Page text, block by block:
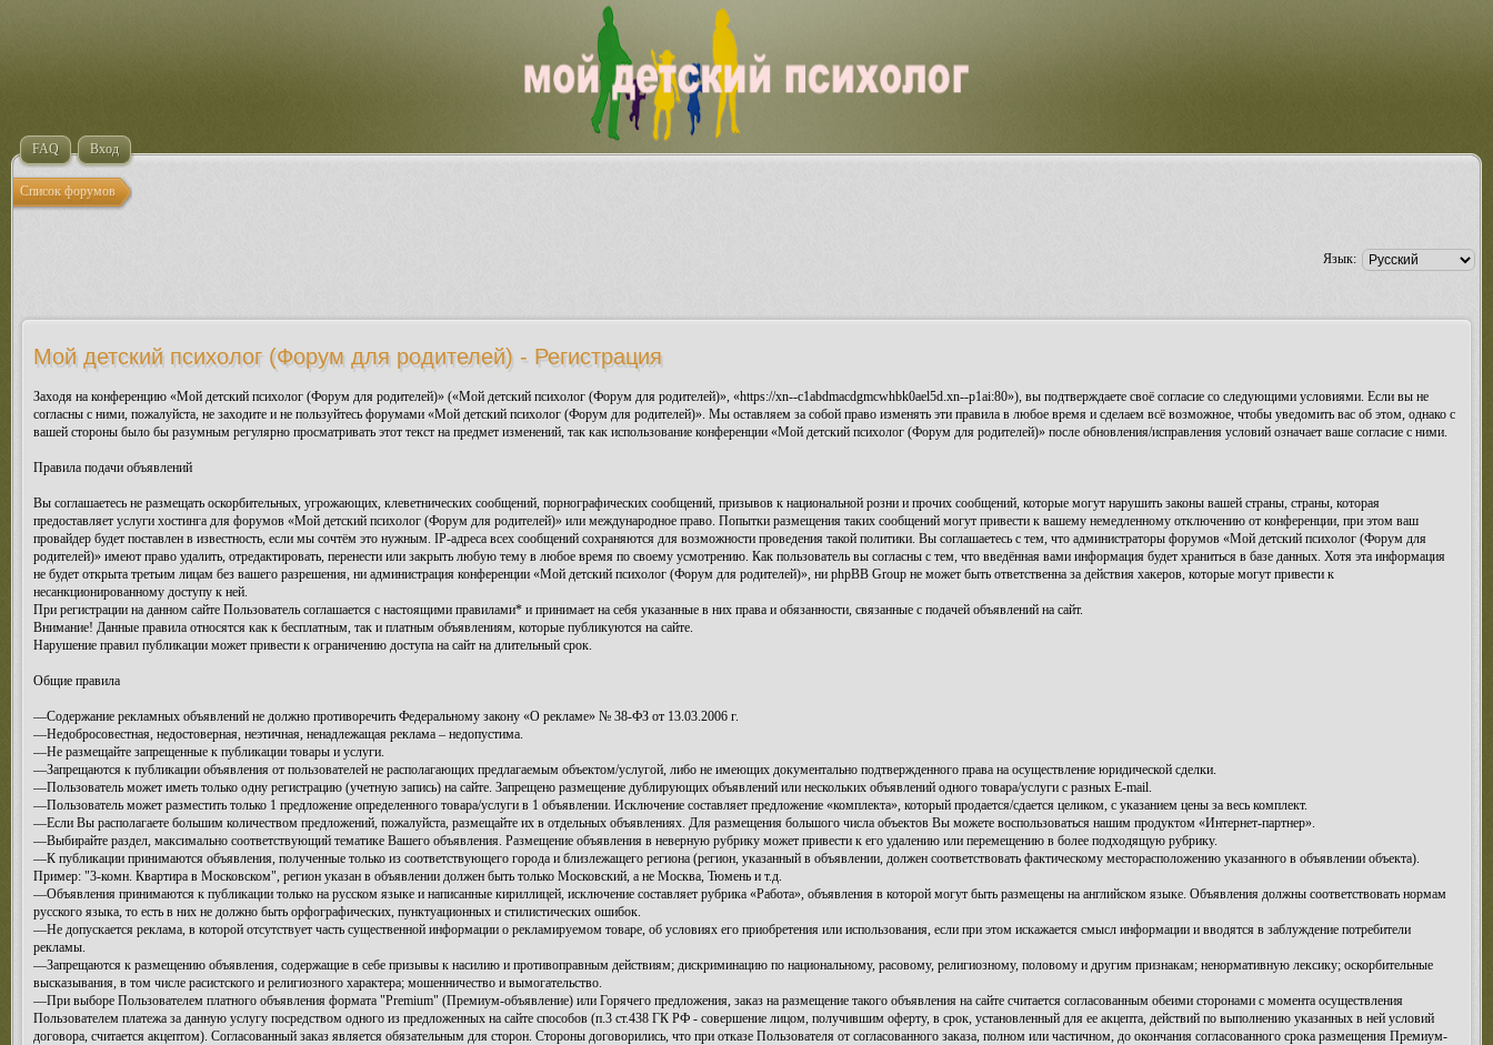
FAQ Вход
Список форумов
Язык:
Мой детский психолог (Форум для родителей) - Регистрация
Заходя на конференцию «Мой детский психолог (Форум для родителей)» («Мой детский психолог (Форум для родителей)», «https://xn--c1abdmacdgmcwhbk0ael5d.xn--p1ai:80»), вы подтверждаете своё согласие со следующими условиями. Если вы не
согласны с ними, пожалуйста, не заходите и не пользуйтесь форумами «Мой детский психолог (Форум для родителей)». Мы оставляем за собой право изменять эти правила в любое время и сделаем всё возможное, чтобы уведомить вас об этом, однако с
вашей стороны было бы разумным регулярно просматривать этот текст на предмет изменений, так как использование конференции «Мой детский психолог (Форум для родителей)» после обновления/исправления условий означает ваше согласие с ними.
Правила подачи объявлений
Вы соглашаетесь не размещать оскорбительных, угрожающих, клеветнических сообщений, порнографических сообщений, призывов к национальной розни и прочих сообщений, которые могут нарушить законы вашей страны, страны, которая
предоставляет услуги хостинга для форумов «Мой детский психолог (Форум для родителей)» или международное право. Попытки размещения таких сообщений могут привести к вашему немедленному отключению от конференции, при этом ваш
провайдер будет поставлен в известность, если мы сочтём это нужным. IP-адреса всех сообщений сохраняются для возможности проведения такой политики. Вы соглашаетесь с тем, что администраторы форумов «Мой детский психолог (Форум для
родителей)» имеют право удалить, отредактировать, перенести или закрыть любую тему в любое время по своему усмотрению. Как пользователь вы согласны с тем, что введённая вами информация будет храниться в базе данных. Хотя эта информация
не будет открыта третьим лицам без вашего разрешения, ни администрация конференции «Мой детский психолог (Форум для родителей)», ни phpBB Group не может быть ответственна за действия хакеров, которые могут привести к
несанкционированному доступу к ней.
При регистрации на данном сайте Пользователь соглашается с настоящими правилами* и принимает на себя указанные в них права и обязанности, связанные с подачей объявлений на сайт.
Внимание! Данные правила относятся как к бесплатным, так и платным объявлениям, которые публикуются на сайте.
Нарушение правил публикации может привести к ограничению доступа на сайт на длительный срок.
Общие правила
—Содержание рекламных объявлений не должно противоречить Федеральному закону «О рекламе» № 38-ФЗ от 13.03.2006 г.
—Недобросовестная, недостоверная, неэтичная, ненадлежащая реклама – недопустима.
—Не размещайте запрещенные к публикации товары и услуги.
—Запрещаются к публикации объявления от пользователей не располагающих предлагаемым объектом/услугой, либо не имеющих документально подтвержденного права на осуществление юридической сделки.
—Пользователь может иметь только одну регистрацию (учетную запись) на сайте. Запрещено размещение дублирующих объявлений или нескольких объявлений одного товара/услуги с разных E-mail.
—Пользователь может разместить только 1 предложение определенного товара/услуги в 1 объявлении. Исключение составляет предложение «комплекта», который продается/сдается целиком, с указанием цены за весь комплект.
—Если Вы располагаете большим количеством предложений, пожалуйста, размещайте их в отдельных объявлениях. Для размещения большого числа объектов Вы можете воспользоваться нашим продуктом «Интернет-партнер».
—Выбирайте раздел, максимально соответствующий тематике Вашего объявления. Размещение объявления в неверную рубрику может привести к его удалению или перемещению в более подходящую рубрику.
—К публикации принимаются объявления, полученные только из соответствующего города и близлежащего региона (регион, указанный в объявлении, должен соответствовать фактическому месторасположению указанного в объявлении объекта).
Пример: "3-комн. Квартира в Московском", регион указан в объявлении должен быть только Московский, а не Москва, Тюмень и т.д.
—Объявления принимаются к публикации только на русском языке и написанные кириллицей, исключение составляет рубрика «Работа», объявления в которой могут быть размещены на английском языке. Объявления должны соответствовать нормам
русского языка, то есть в них не должно быть орфографических, пунктуационных и стилистических ошибок.
—Не допускается реклама, в которой отсутствует часть существенной информации о рекламируемом товаре, об условиях его приобретения или использования, если при этом искажается смысл информации и вводятся в заблуждение потребители
рекламы.
—Запрещаются к размещению объявления, содержащие в себе призывы к насилию и противоправным действиям; дискриминацию по национальному, расовому, религиозному, половому и другим признакам; ненормативную лексику; оскорбительные
высказывания, в том числе расистского и религиозного характера; мошенничество и вымогательство.
—При выборе Пользователем платного объявления формата "Premium" (Премиум-объявление) или Горячего предложения, заказ на размещение такого объявления на сайте считается согласованным обеими сторонами с момента осуществления
Пользователем платежа за данную услугу посредством одного из предложенных на сайте способов (п.3 ст.438 ГК РФ - совершение лицом, получившим оферту, в срок, установленный для ее акцепта, действий по выполнению указанных в ней условий
договора, считается акцептом). Согласованный заказ является обязательным для сторон. Стороны договорились, что при отказе Пользователя от согласованного заказа, полном или частичном, до окончания согласованного срока размещения Премиум-